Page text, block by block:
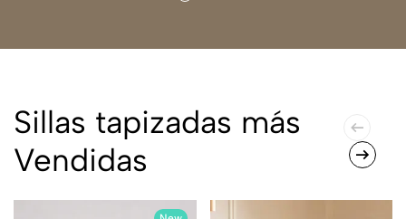
Sillas tapizadas más
Vendidas